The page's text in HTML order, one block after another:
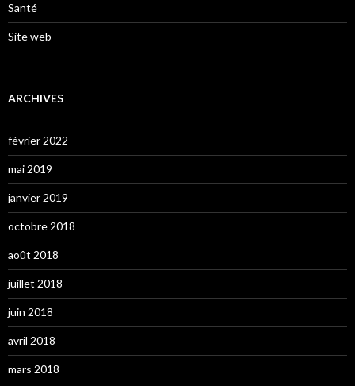
Santé
Site web
ARCHIVES
février 2022
mai 2019
janvier 2019
octobre 2018
août 2018
juillet 2018
juin 2018
avril 2018
mars 2018